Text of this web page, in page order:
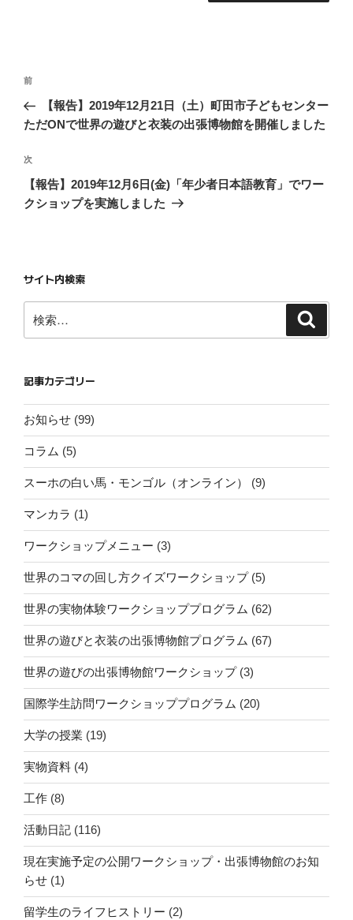
投
ナ
ゲ
ー
シ
前
の
投
前
【報告】2019年12月21日（土）町田市子どもセンター
ただONで世界の遊びと衣装の出張博物館を開催しました
次
の
投
次
【報告】2019年12月6日(金)「年少者日本語教育」でワー
クショップを実施しました
サイト内検索
索:
記事カテゴリー
お知らせ (99)
コラム (5)
スーホの白い馬・モンゴル（オンライン） (9)
マンカラ (1)
ワークショップメニュー (3)
世界のコマの回し方クイズワークショップ(5)
世界の実物体験ワークショッププログラム (62)
世界の遊びと衣装の出張博物館プログラム (67)
世界の遊びの出張博物館ワークショップ(3)
国際学生訪問ワークショッププログラム (20)
大学の授業 (19)
実物資料 (4)
工作 (8)
活動日記 (116)
現在実施予定の公開ワークショップ・出張博物館のお知
らせ (1)
留学生のライフヒストリー (2)